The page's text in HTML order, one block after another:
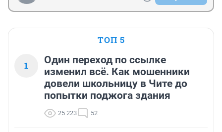
ТОП 5
1
Один переход по ссылке
изменил всё. Как мошенники
довели школьницу в Чите до
попытки поджога здания
25 223 52